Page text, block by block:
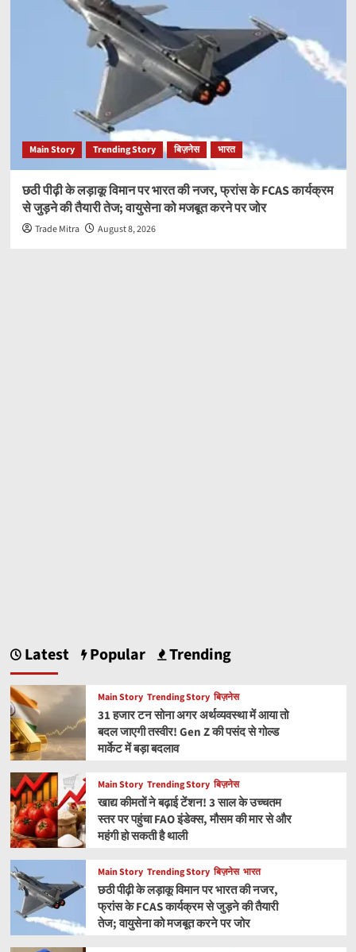
Main Story Trending Story बिज़नेस भारत
छठी पीढ़ी के लड़ाकू विमान पर भारत की नजर, फ्रांस के FCAS कार्यक्रम
से जुड़ने की तैयारी तेज; वायुसेना को मजबूत करने पर जोर
Trade Mitra August 8, 2026
Latest Popular Trending
Main Story Trending Story बिज़नेस
31 हजार टन सोना अगर अर्थव्यवस्था में आया तो
बदल जाएगी तस्वीर! Gen Z की पसंद से गोल्ड
मार्केट में बड़ा बदलाव
Main Story Trending Story बिज़नेस
खाद्य कीमतों ने बढ़ाई टेंशन! 3 साल के उच्चतम
स्तर पर पहुंचा FAO इंडेक्स, मौसम की मार से और
महंगी हो सकती है थाली
Main Story Trending Story बिज़नेस भारत
छठी पीढ़ी के लड़ाकू विमान पर भारत की नजर,
फ्रांस के FCAS कार्यक्रम से जुड़ने की तैयारी
तेज; वायुसेना को मजबूत करने पर जोर